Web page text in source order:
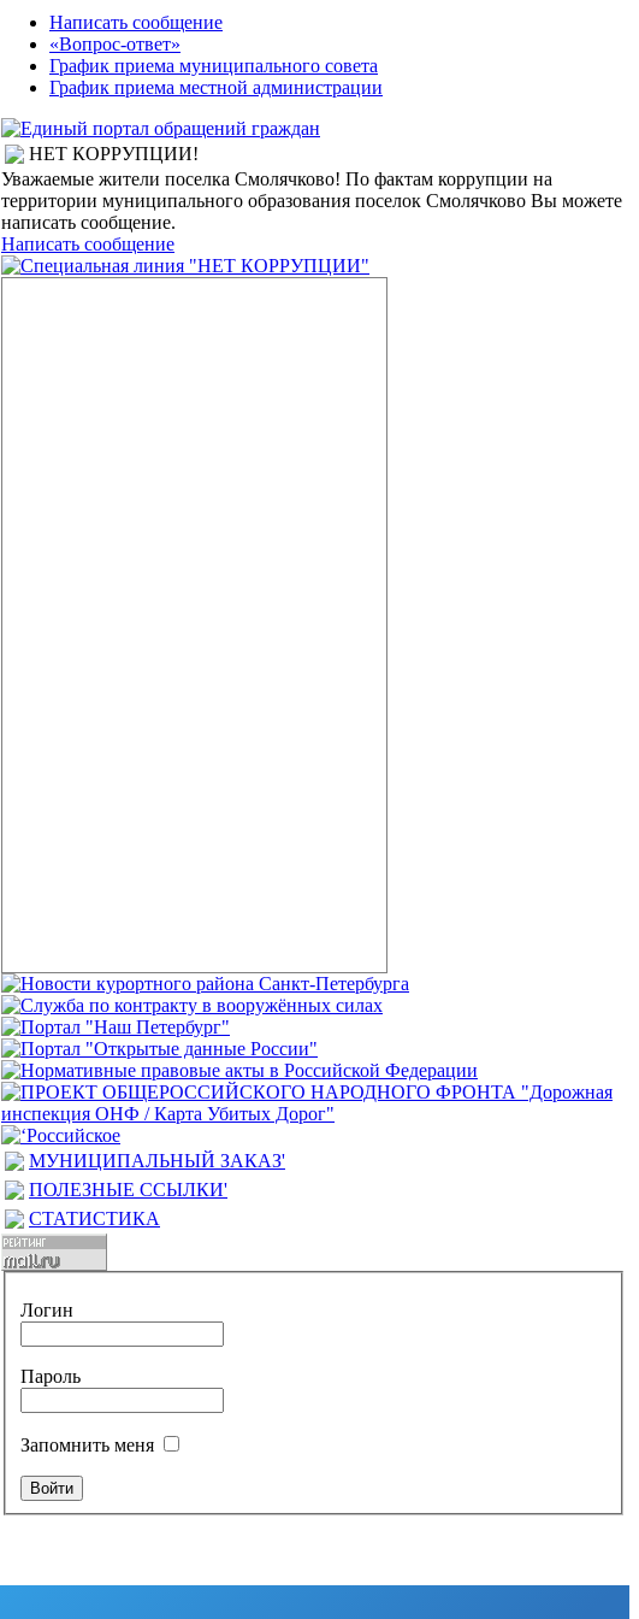
Написать сообщение
«Вопрос-ответ»
График приема муниципального совета
График приема местной администрации
НЕТ КОРРУПЦИИ!
Уважаемые жители поселка Смолячково! По фактам коррупции на
территории муниципального образования поселок Смолячково Вы можете
написать сообщение.
Написать сообщение
МУНИЦИПАЛЬНЫЙ ЗАКАЗ'
ПОЛЕЗНЫЕ ССЫЛКИ'
СТАТИСТИКА
Логин
Пароль
Запомнить меня